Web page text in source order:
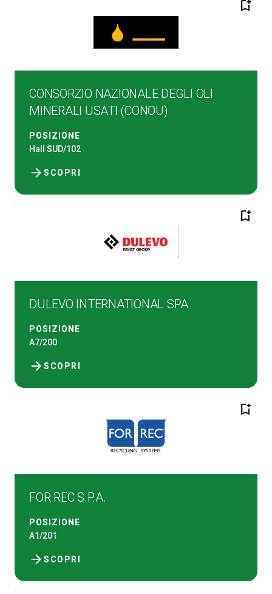
AREA RISERVATA VISITATORI
A cura di: ITEN
bookmark_add
CONSORZIO NAZIONALE DEGLI OLI
MINERALI USATI (CONOU)
POSIZIONE
Hall SUD/102
SCOPRI
arrow_forward
bookmark_add
DULEVO INTERNATIONAL SPA
POSIZIONE
A7/200
SCOPRI
arrow_forward
bookmark_add
FOR REC S.P.A.
POSIZIONE
A1/201
SCOPRI
arrow_forward